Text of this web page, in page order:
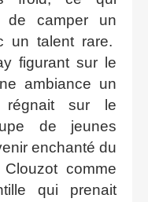
de camper un
un talent rare.
figurant sur le
ambiance un
régnait sur le
de jeunes
enchanté du
comme
qui prenait